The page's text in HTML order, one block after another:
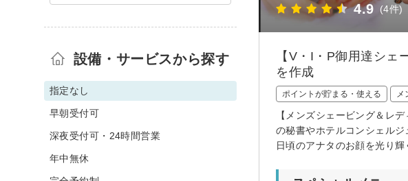
4.9 (4件)
【V・I・P御用達シ
を作成
ポイントが貯まる・使える メ
【メンズシェービング＆レ
の秘書やホテルコンシェル
日頃のアナタのお顔を光り輝
設備・サービスから探す
指定なし
早朝受付可
深夜受付可・24時間営業
年中無休